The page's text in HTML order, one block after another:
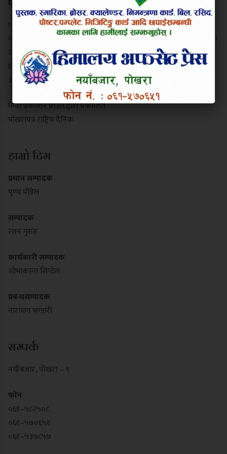
पोखरापत्र राष्ट्रिय दैनिक गण्डकी प्रदेशको एक प्रमुख समाचार माध्यम हो।
नयाँबजार, पोखरा-९ बाट प्रकाशित यो पत्रिकाले स्थानीय गतिविधि, प्रादेशिक
राजनीति, पर्यटन र राष्ट्रिय समाचार निष्पक्ष रूपमा सम्प्रेषण गर्दछ। यसले
छापा र डिजिटल पोर्टल दुवै माध्यमबाट आम नागरिकलाई सुसूचित गर्दै
आइरहेको छ।
फेवा प्रकाशन प्रा.लि.द्वारा प्रकाशित
पोखरापत्र राष्ट्रिय दैनिक
हाम्रो टिम
प्रधान सम्पादक
पुण्य पौडेल
सम्पादक
रतन गुरुङ
कार्यकारी सम्पादक
शोभाकान्त सिग्देल
प्रबन्धसम्पादक
नारायण भण्डारी
सम्पर्क
नयाँबजार , पोखरा – ९
फोन
०६१–५८२५०८
०६१–५७०६५१
०६१–५३७८५७